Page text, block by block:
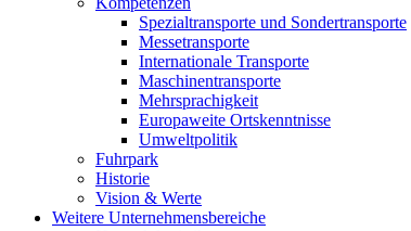
Spezialtransporte und Sondertransporte
Messetransporte
Internationale Transporte
Maschinentransporte
Mehrsprachigkeit
Europaweite Ortskenntnisse
Umweltpolitik
Fuhrpark
Historie
Vision & Werte
Weitere Unternehmensbereiche